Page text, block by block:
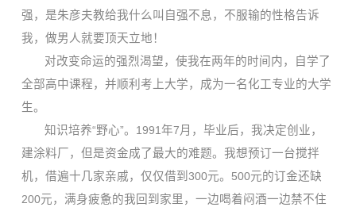
强，是朱彦夫教给我什么叫自强不息，不服输的性格告诉
我，做男人就要顶天立地！
对改变命运的强烈渴望，使我在两年的时间内，自学了
全部高中课程，并顺利考上大学，成为一名化工专业的大学
生。
知识培养“野心”。 1991年7月，毕业后，我决定创业，
建涂料厂，但是资金成了最大的难题。我想预订一台搅拌
机，借遍十几家亲戚，仅仅借到 300元。 500元的订金还缺
200元，满身疲惫的我回到家里，一边喝着闷酒一边禁不住